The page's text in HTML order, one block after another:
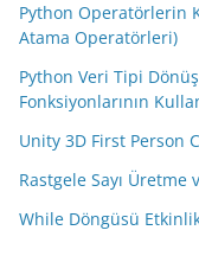
Python Operatörlerin
Atama Operatörleri)
Python Veri Tipi
Fonksiyonlarının
Unity 3D First Person
Rastgele Sayı
While Döngüsü